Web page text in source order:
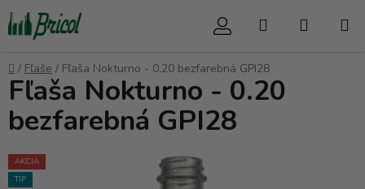
Prejsť
na
obsah
Hľadať
Domov
/ Fľaše / Fľaša Nokturno - 0.20 bezfarebná GPI28
Fľaša Nokturno - 0.20
bezfarebná GPI28
AKCIA
TIP